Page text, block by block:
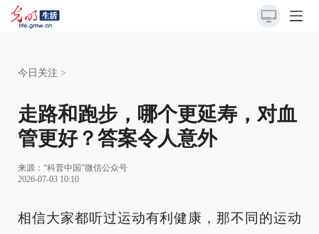
今日关注 >
走路和跑步，哪个更延寿，对血
管更好？答案令人意外
来源： “科普中国”微信公众号
2026-07-03 10:10
相信大家都听过运动有利健康，那不同的运动